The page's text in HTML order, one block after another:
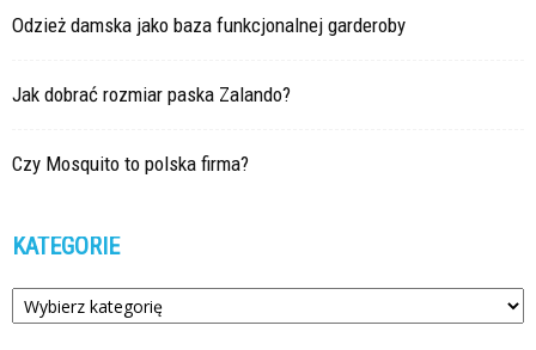
Odzież damska jako baza funkcjonalnej garderoby
Jak dobrać rozmiar paska Zalando?
Czy Mosquito to polska firma?
KATEGORIE
Kategorie